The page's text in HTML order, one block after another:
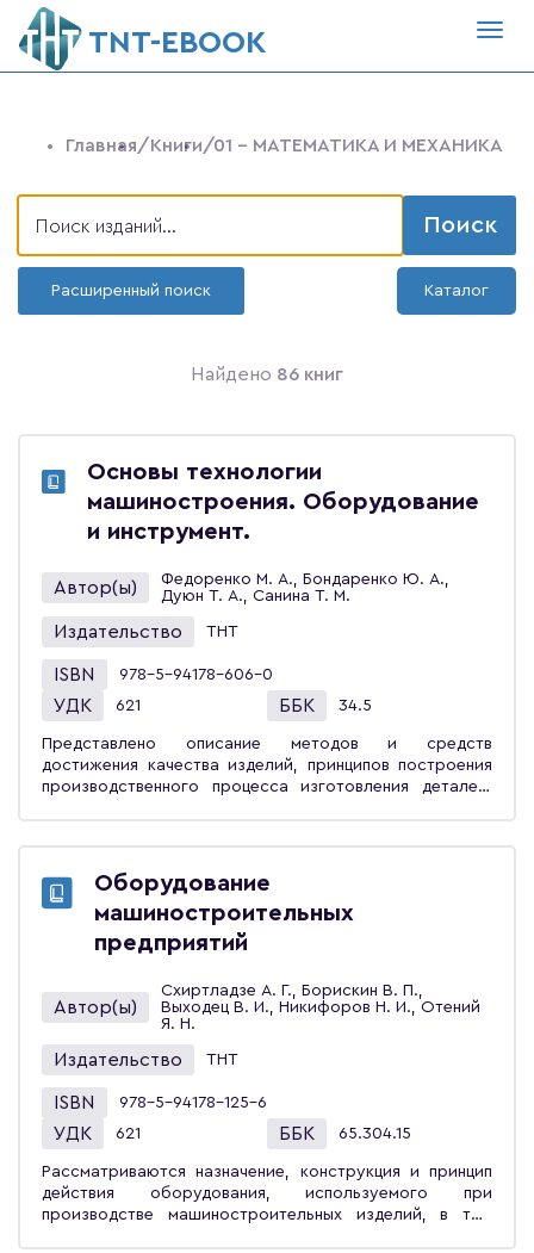
ТNT-EBOOK
Главная/Книги/01 - МАТЕМАТИКА И МЕХАНИКА
Поиск
Расширенный поиск Каталог
Найдено 86 книг
Основы технологии
машиностроения. Оборудование
и инструмент.
Автор(ы)
Федоренко М. А., Бондаренко Ю. А.,
Дуюн Т. А., Санина Т. М.
Издательство ТНТ
ISBN 978-5-94178-606-0
УДК 621 ББК 34.5
Представлено описание методов и средств
достижения качества изделий, принципов построения
производственного процесса изготовления деталей,
основных характеристик и оптимальных режимов
работы, которые могут рассматриваться на
практических занятиях или быть использованы при
выполнении самостоятельных работ. В соответствии с
программой курса «Основы технологии
машиностроения» рассмотрены основные
машиностроения, их использование при
проектировании технологических процессов
изготовления машин, их задачи, закономерности и
связи, которые проявляются в процессе
проектирования и изготовления машин. Учебник
предназначен для студентов вузов, обучающихся по
направлениям «Технологические машины и
оборудование», «Конструкторско-технологическое
обеспечение машиностроительных производств», всех
форм обучения.
Оборудование
машиностроительных
предприятий
Автор(ы)
Схиртладзе А. Г., Борискин В. П.,
Выходец В. И., Никифоров Н. И., Отений
Я. Н.
Издательство ТНТ
ISBN 978-5-94178-125-6
УДК 621 ББК 65.304.15
Рассматриваются назначение, конструкция и принцип
действия оборудования, используемого при
производстве машиностроительных изделий, в том